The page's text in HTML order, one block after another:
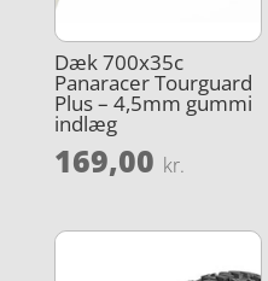
Dæk 700x35c
Panaracer Tourguard
Plus – 4,5mm gummi
indlæg
169,00 kr.